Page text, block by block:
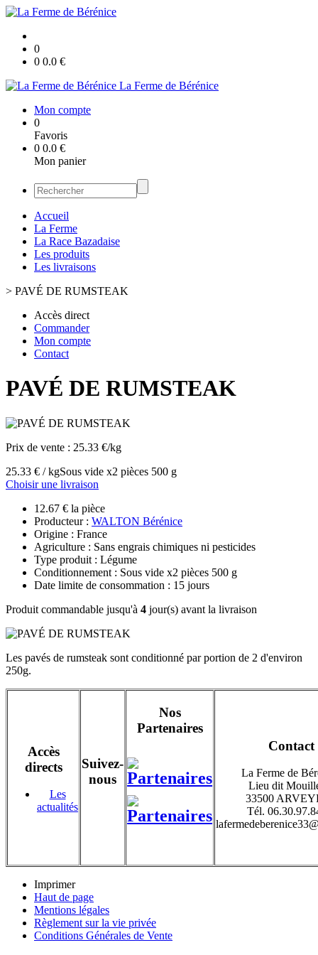
0
0 0.0 €
La Ferme de Bérénice
Mon compte
0
Favoris
0 0.0 €
Mon panier
Accueil
La Ferme
La Race Bazadaise
Les produits
Les livraisons
> PAVÉ DE RUMSTEAK
Accès direct
Commander
Mon compte
Contact
PAVÉ DE RUMSTEAK
Prix de vente : 25.33 €/kg
25.33 € / kgSous vide x2 pièces 500 g
Choisir une livraison
12.67 € la pièce
Producteur : WALTON Bérénice
Origine : France
Agriculture : Sans engrais chimiques ni pesticides
Type produit : Légume
Conditionnement : Sous vide x2 pièces 500 g
Date limite de consommation : 15 jours
Produit commandable jusqu'à 4 jour(s) avant la livraison
Les pavés de rumsteak sont conditionné par portion de 2 d'environ
250g.
Accès
directs
Les
actualités
Suivez-
nous
Nos
Partenaires
Contact
La Ferme de
Lieu dit
33500
Tél.
Imprimer
Haut de page
Mentions légales
Règlement sur la vie privée
Conditions Générales de Vente